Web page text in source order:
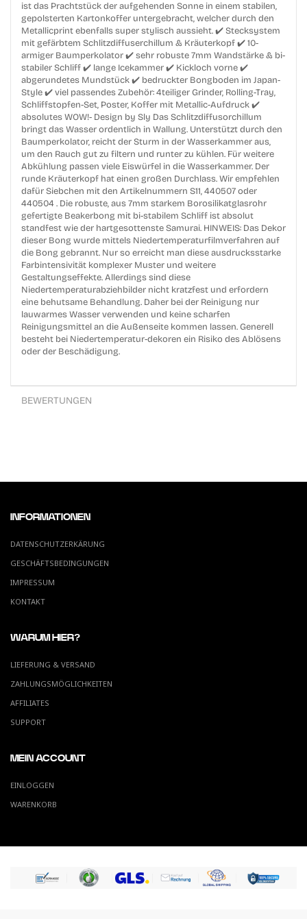
ist das Prachtstück der aufgehenden Sonne in einem stabilen,
gepolsterten Kartonkoffer untergebracht, welcher durch den
Metallicprint ebenfalls super stylisch aussieht. ✔️ Stecksystem
mit gefärbtem Schlitzdiffuserchillum & Kräuterkopf ✔️ 10-
armiger Baumperkolator ✔️ sehr robuste 7mm Wandstärke & bi-
stabiler Schliff ✔️ lange Icekammer ✔️ Kickloch vorne ✔️
abgerundetes Mundstück ✔️ bedruckter Bongboden im Japan-
Style ✔️ viel passendes Zubehör: 4teiliger Grinder, Rolling-Tray,
Schliffstopfen-Set, Poster, Koffer mit Metallic-Aufdruck ✔️
absolutes WOW!- Design by Sly Das Schlitzdiffusorchillum
bringt das Wasser ordentlich in Wallung. Unterstützt durch den
Baumperkolator, reicht der Sturm in der Wasserkammer aus,
um den Rauch gut zu filtern und runter zu kühlen. Für weitere
Abkühlung passen viele Eiswürfel in die Wasserkammer. Der
runde Kräuterkopf hat einen großen Durchlass. Wir empfehlen
dafür Siebchen mit den Artikelnummern S11, 440507 oder
440504 . Die robuste, aus 7mm starkem Borosilikatglasrohr
gefertigte Beakerbong mit bi-stabilem Schliff ist absolut
standfest wie der hartgesottenste Samurai. HINWEIS: Das Dekor
dieser Bong wurde mittels Niedertemperaturfilmverfahren auf
die Bong gebrannt. Nur so erreicht man diese ausdrucksstarke
Farbintensivität komplexer Muster und weitere
Gestaltungseffekte. Allerdings sind diese
Niedertemperaturabziehbilder nicht kratzfest und erfordern
eine behutsame Behandlung. Daher bei der Reinigung nur
lauwarmes Wasser verwenden und keine scharfen
Reinigungsmittel an die Außenseite kommen lassen. Generell
besteht bei Niedertemperatur-dekoren ein Risiko des Ablösens
oder der Beschädigung.
BEWERTUNGEN
INFORMATIONEN
DATENSCHUTZERKÄRUNG
GESCHÄFTSBEDINGUNGEN
IMPRESSUM
KONTAKT
WARUM HIER?
LIEFERUNG & VERSAND
ZAHLUNGSMÖGLICHKEITEN
AFFILIATES
SUPPORT
MEIN ACCOUNT
EINLOGGEN
WARENKORB